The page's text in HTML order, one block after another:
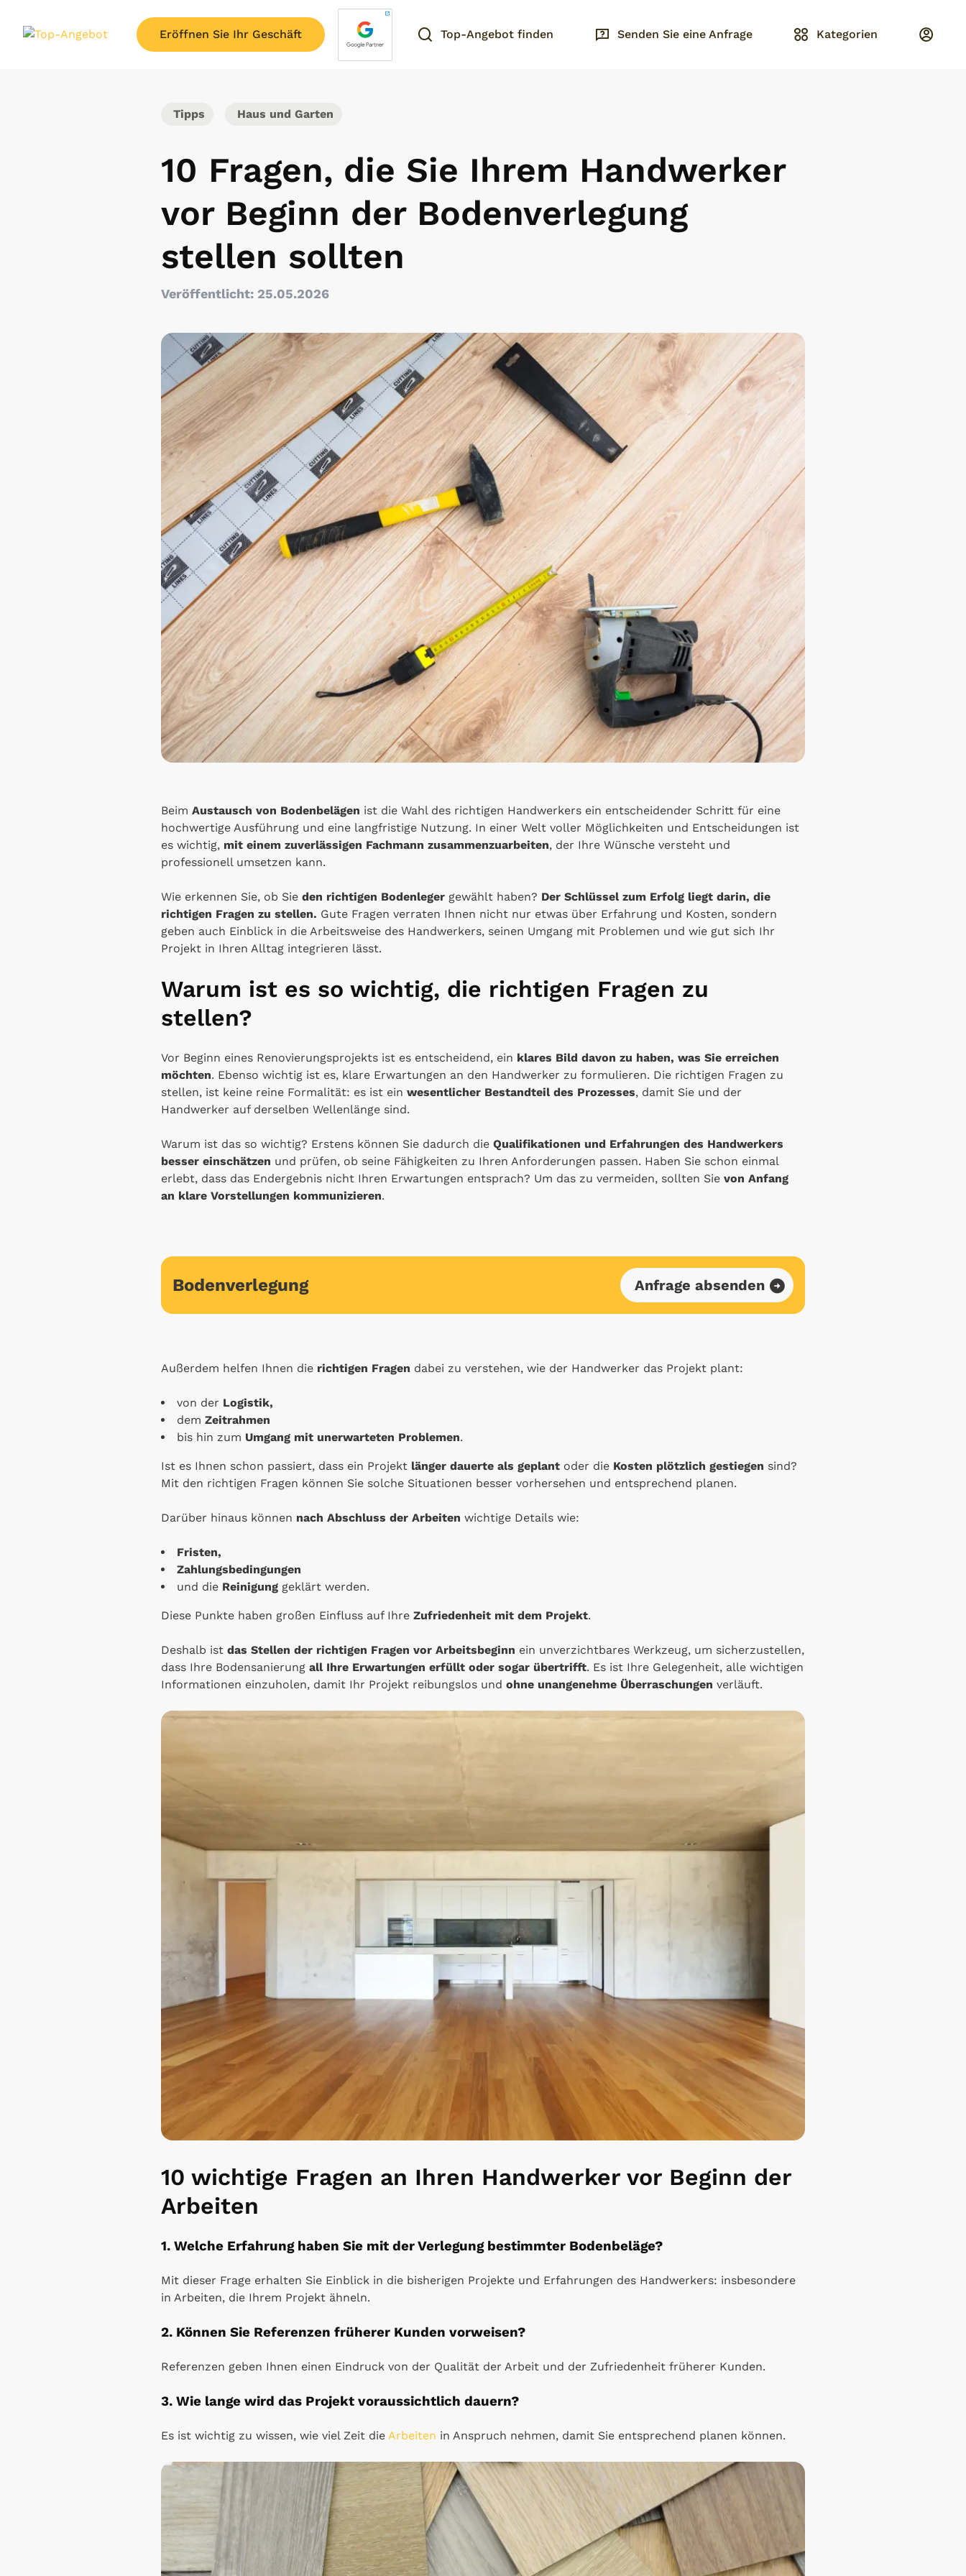
Eröffnen Sie Ihr Geschäft Top-Angebot finden Senden Sie eine Anfrage Kategorien
Tipps Haus und Garten
10 Fragen, die Sie Ihrem Handwerker
vor Beginn der Bodenverlegung
stellen sollten
Veröffentlicht: 25.05.2026
Beim Austausch von Bodenbelägen ist die Wahl des richtigen Handwerkers ein entscheidender Schritt für eine
hochwertige Ausführung und eine langfristige Nutzung. In einer Welt voller Möglichkeiten und Entscheidungen ist
es wichtig, mit einem zuverlässigen Fachmann zusammenzuarbeiten, der Ihre Wünsche versteht und
professionell umsetzen kann.
Wie erkennen Sie, ob Sie den richtigen Bodenleger gewählt haben? Der Schlüssel zum Erfolg liegt darin, die
richtigen Fragen zu stellen. Gute Fragen verraten Ihnen nicht nur etwas über Erfahrung und Kosten, sondern
geben auch Einblick in die Arbeitsweise des Handwerkers, seinen Umgang mit Problemen und wie gut sich Ihr
Projekt in Ihren Alltag integrieren lässt.
Warum ist es so wichtig, die richtigen Fragen zu
stellen?
Vor Beginn eines Renovierungsprojekts ist es entscheidend, ein klares Bild davon zu haben, was Sie erreichen
möchten. Ebenso wichtig ist es, klare Erwartungen an den Handwerker zu formulieren. Die richtigen Fragen zu
stellen, ist keine reine Formalität: es ist ein wesentlicher Bestandteil des Prozesses, damit Sie und der
Handwerker auf derselben Wellenlänge sind.
Warum ist das so wichtig? Erstens können Sie dadurch die Qualifikationen und Erfahrungen des Handwerkers
besser einschätzen und prüfen, ob seine Fähigkeiten zu Ihren Anforderungen passen. Haben Sie schon einmal
erlebt, dass das Endergebnis nicht Ihren Erwartungen entsprach? Um das zu vermeiden, sollten Sie von Anfang
an klare Vorstellungen kommunizieren.
Bodenverlegung Anfrage absenden
Außerdem helfen Ihnen die richtigen Fragen dabei zu verstehen, wie der Handwerker das Projekt plant:
von der Logistik,
dem Zeitrahmen
bis hin zum Umgang mit unerwarteten Problemen.
Ist es Ihnen schon passiert, dass ein Projekt länger dauerte als geplant oder die Kosten plötzlich gestiegen sind?
Mit den richtigen Fragen können Sie solche Situationen besser vorhersehen und entsprechend planen.
Darüber hinaus können nach Abschluss der Arbeiten wichtige Details wie:
Fristen,
Zahlungsbedingungen
und die Reinigung geklärt werden.
Diese Punkte haben großen Einfluss auf Ihre Zufriedenheit mit dem Projekt.
Deshalb ist das Stellen der richtigen Fragen vor Arbeitsbeginn ein unverzichtbares Werkzeug, um sicherzustellen,
dass Ihre Bodensanierung all Ihre Erwartungen erfüllt oder sogar übertrifft. Es ist Ihre Gelegenheit, alle wichtigen
Informationen einzuholen, damit Ihr Projekt reibungslos und ohne unangenehme Überraschungen verläuft.
10 wichtige Fragen an Ihren Handwerker vor Beginn der
Arbeiten
1. Welche Erfahrung haben Sie mit der Verlegung bestimmter Bodenbeläge?
Mit dieser Frage erhalten Sie Einblick in die bisherigen Projekte und Erfahrungen des Handwerkers: insbesondere
in Arbeiten, die Ihrem Projekt ähneln.
2. Können Sie Referenzen früherer Kunden vorweisen?
Referenzen geben Ihnen einen Eindruck von der Qualität der Arbeit und der Zufriedenheit früherer Kunden.
3. Wie lange wird das Projekt voraussichtlich dauern?
Es ist wichtig zu wissen, wie viel Zeit die Arbeiten in Anspruch nehmen, damit Sie entsprechend planen können.